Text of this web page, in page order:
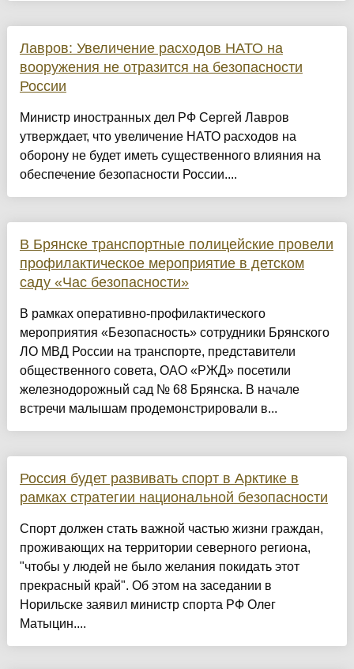
Лавров: Увеличение расходов НАТО на
вооружения не отразится на безопасности
России
Министр иностранных дел РФ Сергей Лавров
утверждает, что увеличение НАТО расходов на
оборону не будет иметь существенного влияния на
обеспечение безопасности России....
В Брянске транспортные полицейские провели
профилактическое мероприятие в детском
саду «Час безопасности»
В рамках оперативно-профилактического
мероприятия «Безопасность» сотрудники Брянского
ЛО МВД России на транспорте, представители
общественного совета, ОАО «РЖД» посетили
железнодорожный сад № 68 Брянска. В начале
встречи малышам продемонстрировали в...
Россия будет развивать спорт в Арктике в
рамках стратегии национальной безопасности
Спорт должен стать важной частью жизни граждан,
проживающих на территории северного региона,
"чтобы у людей не было желания покидать этот
прекрасный край". Об этом на заседании в
Норильске заявил министр спорта РФ Олег
Матыцин....